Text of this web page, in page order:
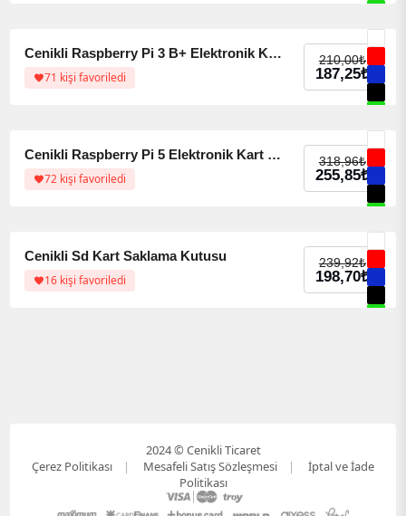
Cenikli Raspberry Pi 3 B+ Elektronik Kart Kutusu
71 kişi favoriledi
210,00₺
187,25₺
Cenikli Raspberry Pi 5 Elektronik Kart Kutusu
72 kişi favoriledi
318,96₺
255,85₺
Cenikli Sd Kart Saklama Kutusu
16 kişi favoriledi
239,92₺
198,70₺
2024 © Cenikli Ticaret
Çerez Politikası
Mesafeli Satış Sözleşmesi
İptal ve İade
Politikası